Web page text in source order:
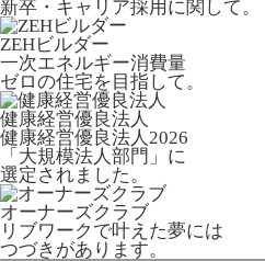
新卒・キャリア採用に関して。
ZEHビルダー
一次エネルギー消費量
ゼロの住宅を目指して。
健康経営優良法人
健康経営優良法人2026
「大規模法人部門」に
選定されました。
オーナーズクラブ
リブワークで叶えた夢には
つづきがあります。